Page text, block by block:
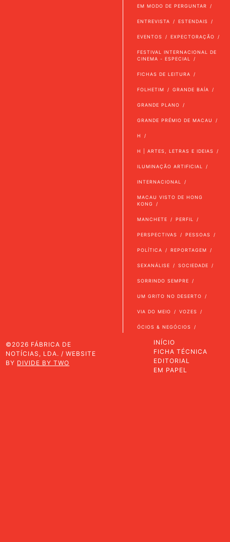
EM MODO DE PERGUNTAR
ENTREVISTA ESTENDAIS
EVENTOS EXPECTORAÇÃO
FESTIVAL INTERNACIONAL DE
CINEMA - ESPECIAL
FICHAS DE LEITURA
FOLHETIM GRANDE BAÍA
GRANDE PLANO
GRANDE PRÉMIO DE MACAU
H
H | ARTES, LETRAS E IDEIAS
ILUMINAÇÃO ARTIFICIAL
INTERNACIONAL
MACAU VISTO DE HONG
KONG
MANCHETE PERFIL
PERSPECTIVAS PESSOAS
POLÍTICA REPORTAGEM
SEXANÁLISE SOCIEDADE
SORRINDO SEMPRE
UM GRITO NO DESERTO
VIA DO MEIO VOZES
ÓCIOS & NEGÓCIOS
©2026 FÁBRICA DE
NOTÍCIAS, LDA. / WEBSITE
BY DIVIDE BY TWO
INÍCIO
FICHA TÉCNICA
EDITORIAL
EM PAPEL